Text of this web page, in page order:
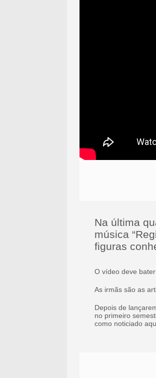
Na última
música
figuras
O vídeo deve
As irmãs são as
Depois de
no primeiro
como noticiado